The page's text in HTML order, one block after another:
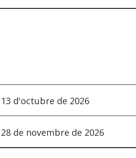
13 d'octubre de 2026
28 de novembre de 2026